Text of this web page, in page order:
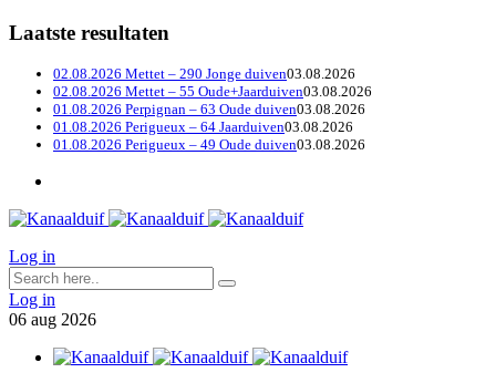
Laatste resultaten
02.08.2026 Mettet – 290 Jonge duiven03.08.2026
02.08.2026 Mettet – 55 Oude+Jaarduiven03.08.2026
01.08.2026 Perpignan – 63 Oude duiven03.08.2026
01.08.2026 Perigueux – 64 Jaarduiven03.08.2026
01.08.2026 Perigueux – 49 Oude duiven03.08.2026
Log in
Log in
06 aug 2026